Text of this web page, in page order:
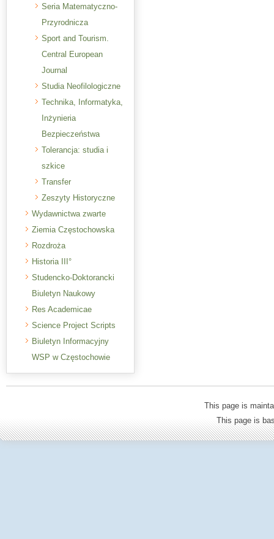
Seria Matematyczno-
Przyrodnicza
Sport and Tourism.
Central European
Journal
Studia Neofilologiczne
Technika, Informatyka,
Inżynieria
Bezpieczeństwa
Tolerancja: studia i
szkice
Transfer
Zeszyty Historyczne
Wydawnictwa zwarte
Ziemia Częstochowska
Rozdroża
Historia III°
Studencko-Doktorancki
Biuletyn Naukowy
Res Academicae
Science Project Scripts
Biuletyn Informacyjny
WSP w Częstochowie
This page is
This page is